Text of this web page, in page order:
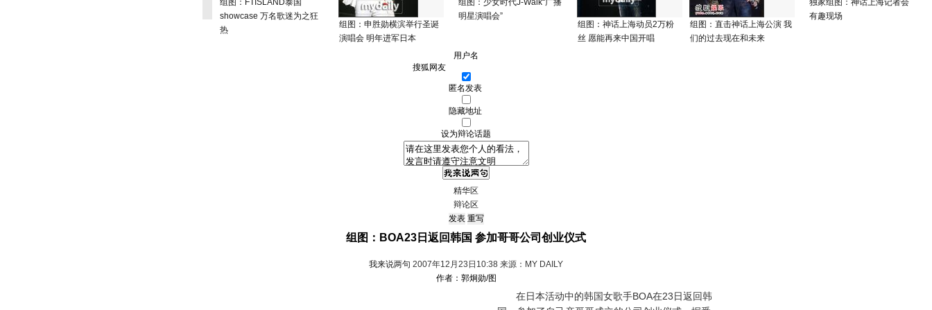
组图：FTISLAND泰国
showcase 万名歌迷为之狂
热
组图：申胜勋横滨举行圣诞
演唱会 明年进军日本
组图：少女时代J-Walk“广播
明星演唱会”
组图：神话上海动员2万粉
丝 愿能再来中国开唱
组图：直击神话上海公演 我
们的过去现在和未来
独家组图：神话上海记者会
有趣现场
用户名
匿名发表
隐藏地址
设为辩论话题
精华区
辩论区
组图：BOA23日返回韩国 参加哥哥公司创业仪式
我来说两句 2007年12月23日10:38 来源：MY DAILY
作者：郭炯勋/图
在日本活动中的韩国女歌手BOA在23日返回韩